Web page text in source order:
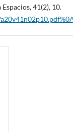
41(2), 10.